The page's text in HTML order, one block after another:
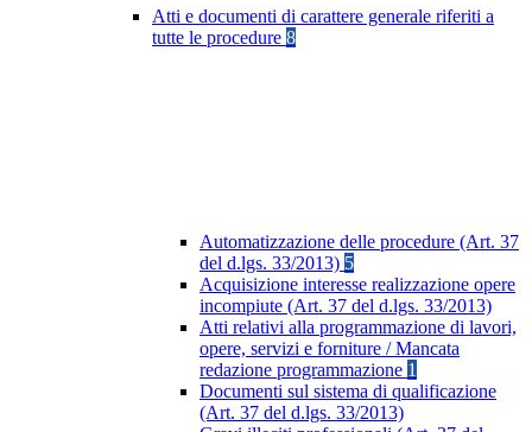
Atti e documenti di carattere generale riferiti a
tutte le procedure 8
Automatizzazione delle procedure (Art. 37
del d.lgs. 33/2013) 5
Acquisizione interesse realizzazione opere
incompiute (Art. 37 del d.lgs. 33/2013)
Atti relativi alla programmazione di lavori,
opere, servizi e forniture / Mancata
redazione programmazione 1
Documenti sul sistema di qualificazione
(Art. 37 del d.lgs. 33/2013)